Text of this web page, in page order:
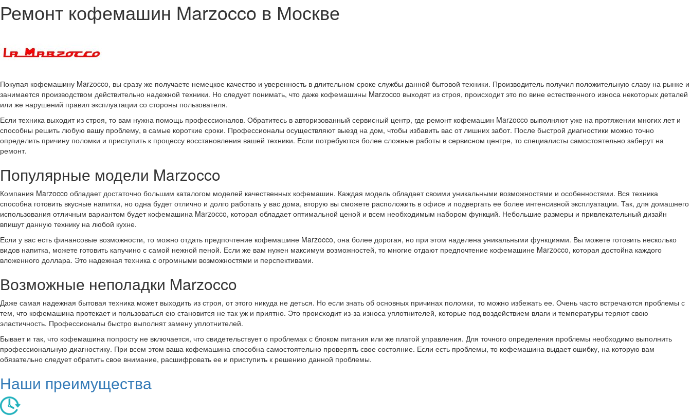
Ремонт кофемашин Marzocco в Москве
Покупая кофемашину Marzocco, вы сразу же получаете немецкое качество и уверенность в длительном сроке службы данной бытовой техники. Производитель получил положительную славу на рынке и
занимается производством действительно надежной техники. Но следует понимать, что даже кофемашины Marzocco выходят из строя, происходит это по вине естественного износа некоторых деталей
или же нарушений правил эксплуатации со стороны пользователя.
Если техника выходит из строя, то вам нужна помощь профессионалов. Обратитесь в авторизованный сервисный центр, где ремонт кофемашин Marzocco выполняют уже на протяжении многих лет и
способны решить любую вашу проблему, в самые короткие сроки. Профессионалы осуществляют выезд на дом, чтобы избавить вас от лишних забот. После быстрой диагностики можно точно
определить причину поломки и приступить к процессу восстановления вашей техники. Если потребуются более сложные работы в сервисном центре, то специалисты самостоятельно заберут на
ремонт.
Популярные модели Marzocco
Компания Marzocco обладает достаточно большим каталогом моделей качественных кофемашин. Каждая модель обладает своими уникальными возможностями и особенностями. Вся техника
способна готовить вкусные напитки, но одна будет отлично и долго работать у вас дома, вторую вы сможете расположить в офисе и подвергать ее более интенсивной эксплуатации. Так, для домашнего
использования отличным вариантом будет кофемашина Marzocco, которая обладает оптимальной ценой и всем необходимым набором функций. Небольшие размеры и привлекательный дизайн
впишут данную технику на любой кухне.
Если у вас есть финансовые возможности, то можно отдать предпочтение кофемашине Marzocco, она более дорогая, но при этом наделена уникальными функциями. Вы можете готовить несколько
видов напитка, можете готовить капучино с самой нежной пеной. Если же вам нужен максимум возможностей, то многие отдают предпочтение кофемашине Marzocco, которая достойна каждого
вложенного доллара. Это надежная техника с огромными возможностями и перспективами.
Возможные неполадки Marzocco
Даже самая надежная бытовая техника может выходить из строя, от этого никуда не деться. Но если знать об основных причинах поломки, то можно избежать ее. Очень часто встречаются проблемы с
тем, что кофемашина протекает и пользоваться ею становится не так уж и приятно. Это происходит из-за износа уплотнителей, которые под воздействием влаги и температуры теряют свою
эластичность. Профессионалы быстро выполнят замену уплотнителей.
Бывает и так, что кофемашина попросту не включается, что свидетельствует о проблемах с блоком питания или же платой управления. Для точного определения проблемы необходимо выполнить
профессиональную диагностику. При всем этом ваша кофемашина способна самостоятельно проверять свое состояние. Если есть проблемы, то кофемашина выдает ошибку, на которую вам
обязательно следует обратить свое внимание, расшифровать ее и приступить к решению данной проблемы.
Наши преимущества